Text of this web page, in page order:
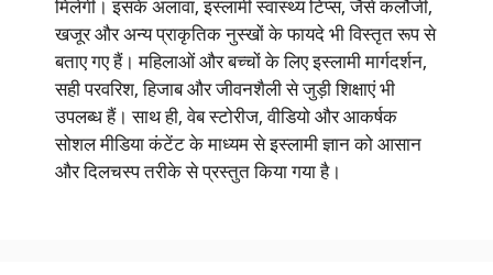
मिलेगी। इसके अलावा, इस्लामी स्वास्थ्य टिप्स, जैसे कलौंजी,
खजूर और अन्य प्राकृतिक नुस्खों के फायदे भी विस्तृत रूप से
बताए गए हैं। महिलाओं और बच्चों के लिए इस्लामी मार्गदर्शन,
सही परवरिश, हिजाब और जीवनशैली से जुड़ी शिक्षाएं भी
उपलब्ध हैं। साथ ही, वेब स्टोरीज, वीडियो और आकर्षक
सोशल मीडिया कंटेंट के माध्यम से इस्लामी ज्ञान को आसान
और दिलचस्प तरीके से प्रस्तुत किया गया है।